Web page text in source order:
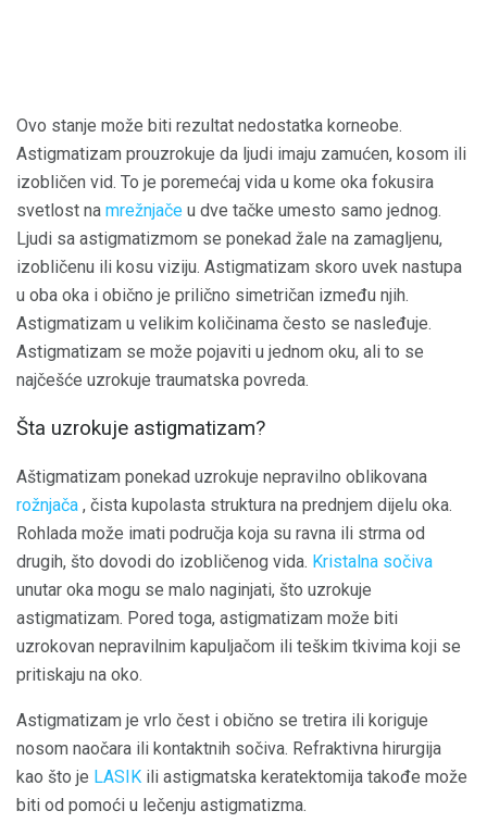
Ovo stanje može biti rezultat nedostatka korneobe.
Astigmatizam prouzrokuje da ljudi imaju zamućen, kosom ili
izobličen vid. To je poremećaj vida u kome oka fokusira
svetlost na mrežnjače u dve tačke umesto samo jednog.
Ljudi sa astigmatizmom se ponekad žale na zamagljenu,
izobličenu ili kosu viziju. Astigmatizam skoro uvek nastupa
u oba oka i obično je prilično simetričan između njih.
Astigmatizam u velikim količinama često se nasleđuje.
Astigmatizam se može pojaviti u jednom oku, ali to se
najčešće uzrokuje traumatska povreda.
Šta uzrokuje astigmatizam?
Aštigmatizam ponekad uzrokuje nepravilno oblikovana
rožnjača , čista kupolasta struktura na prednjem dijelu oka.
Rohlada može imati područja koja su ravna ili strma od
drugih, što dovodi do izobličenog vida. Kristalna sočiva
unutar oka mogu se malo naginjati, što uzrokuje
astigmatizam. Pored toga, astigmatizam može biti
uzrokovan nepravilnim kapuljačom ili teškim tkivima koji se
pritiskaju na oko.
Astigmatizam je vrlo čest i obično se tretira ili koriguje
nosom naočara ili kontaktnih sočiva. Refraktivna hirurgija
kao što je LASIK ili astigmatska keratektomija takođe može
biti od pomoći u lečenju astigmatizma.